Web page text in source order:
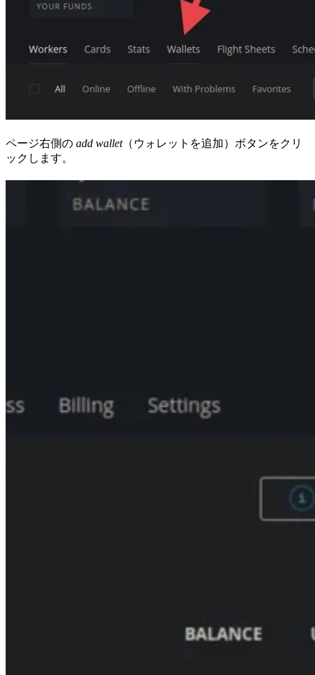
ページ右側の add wallet（ウォレットを追加）ボタンをクリ
ックします。